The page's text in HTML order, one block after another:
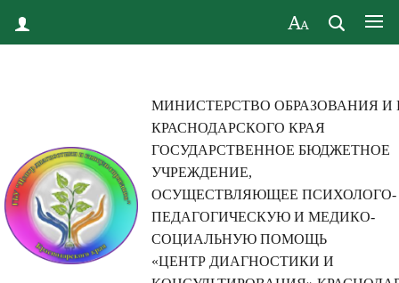
МИНИСТЕРСТВО ОБРАЗОВАНИЯ И
КРАСНОДАРСКОГО КРАЯ
ГОСУДАРСТВЕННОЕ БЮДЖЕТНОЕ
УЧРЕЖДЕНИЕ,
ОСУЩЕСТВЛЯЮЩЕЕ ПСИХОЛОГО-
ПЕДАГОГИЧЕСКУЮ И МЕДИКО-
СОЦИАЛЬНУЮ ПОМОЩЬ
«ЦЕНТР ДИАГНОСТИКИ И